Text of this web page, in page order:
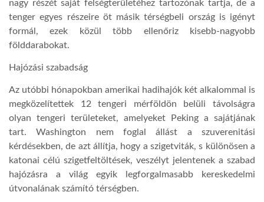
GLOBOBOOK
nagy részét saját felségterületéhez tartozónak tartja, de a
tenger egyes részeire öt másik térségbeli ország is igényt
formál, ezek közül több ellenőriz kisebb-nagyobb
földdarabokat.
Hajózási szabadság
Az utóbbi hónapokban amerikai hadihajók két alkalommal is
megközelítettek 12 tengeri mérföldön belüli távolságra
olyan tengeri területeket, amelyeket Peking a sajátjának
tart. Washington nem foglal állást a szuverenitási
kérdésekben, de azt állítja, hogy a szigetviták, s különösen a
katonai célú szigetfeltöltések, veszélyt jelentenek a szabad
hajózásra a világ egyik legforgalmasabb kereskedelmi
útvonalának számító térségben.